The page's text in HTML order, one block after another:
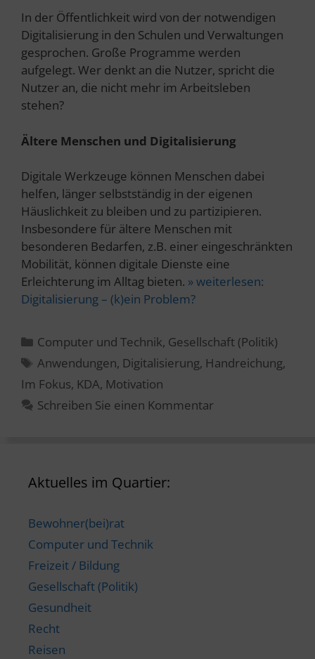
In der Öffentlichkeit wird von der notwendigen
Digitalisierung in den Schulen und Verwaltungen
gesprochen. Große Programme werden
aufgelegt. Wer denkt an die Nutzer, spricht die
Nutzer an, die nicht mehr im Arbeitsleben
stehen?
Ältere Menschen und Digitalisierung
Digitale Werkzeuge können Menschen dabei
helfen, länger selbstständig in der eigenen
Häuslichkeit zu bleiben und zu partizipieren.
Insbesondere für ältere Menschen mit
besonderen Bedarfen, z.B. einer eingeschränkten
Mobilität, können digitale Dienste eine
Erleichterung im Alltag bieten. » weiterlesen:
Digitalisierung – (k)ein Problem?
Kategorien
Computer und Technik, Gesellschaft (Politik)
Schlagwörter
Anwendungen, Digitalisierung, Handreichung,
Im Fokus, KDA, Motivation
Schreiben Sie einen Kommentar
Aktuelles im Quartier:
Bewohner(bei)rat
Computer und Technik
Freizeit / Bildung
Gesellschaft (Politik)
Gesundheit
Recht
Reisen